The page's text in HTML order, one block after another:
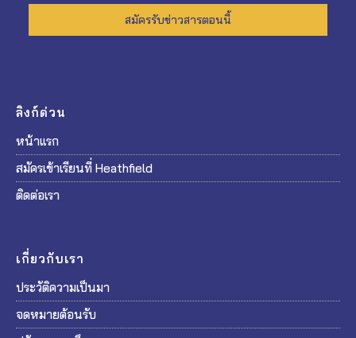
สมัครรับข่าวสารตอนนี้
ลิงก์ด่วน
หน้าแรก
สมัครเข้าเรียนที่ Heathfield
ติดต่อเรา
เกี่ยวกับเรา
ประวัติความเป็นมา
จดหมายต้อนรับ